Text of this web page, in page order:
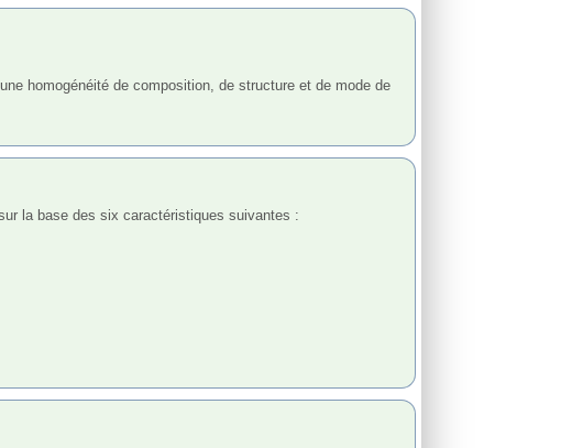
homogénéité de composition, de structure et de mode de